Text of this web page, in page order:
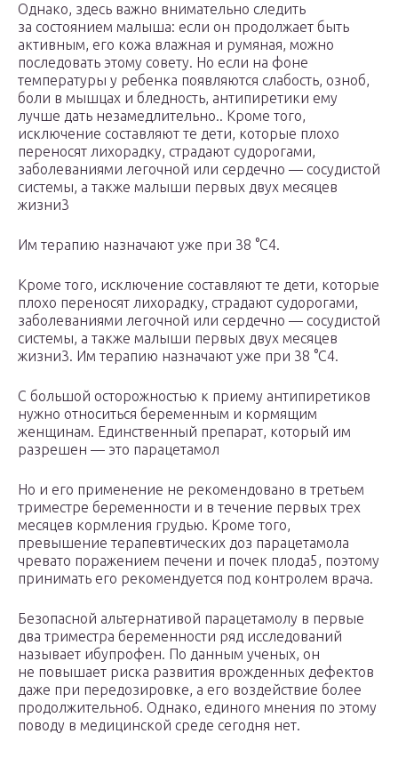
Однако, здесь важно внимательно следить
за состоянием малыша: если он продолжает быть
активным, его кожа влажная и румяная, можно
последовать этому совету. Но если на фоне
температуры у ребенка появляются слабость, озноб,
боли в мышцах и бледность, антипиретики ему
лучше дать незамедлительно.. Кроме того,
исключение составляют те дети, которые плохо
переносят лихорадку, страдают судорогами,
заболеваниями легочной или сердечно — сосудистой
системы, а также малыши первых двух месяцев
жизни3
Им терапию назначают уже при 38 °C4.
Кроме того, исключение составляют те дети, которые
плохо переносят лихорадку, страдают судорогами,
заболеваниями легочной или сердечно — сосудистой
системы, а также малыши первых двух месяцев
жизни3. Им терапию назначают уже при 38 °C4.
С большой осторожностью к приему антипиретиков
нужно относиться беременным и кормящим
женщинам. Единственный препарат, который им
разрешен — это парацетамол
Но и его применение не рекомендовано в третьем
триместре беременности и в течение первых трех
месяцев кормления грудью. Кроме того,
превышение терапевтических доз парацетамола
чревато поражением печени и почек плода5, поэтому
принимать его рекомендуется под контролем врача.
Безопасной альтернативой парацетамолу в первые
два триместра беременности ряд исследований
называет ибупрофен. По данным ученых, он
не повышает риска развития врожденных дефектов
даже при передозировке, а его воздействие более
продолжительно6. Однако, единого мнения по этому
поводу в медицинской среде сегодня нет.